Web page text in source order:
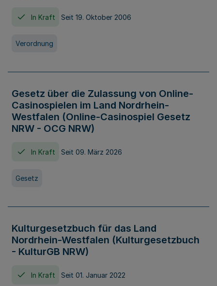
In Kraft Seit 19. Oktober 2006
Verordnung
Gesetz über die Zulassung von Online-
Casinospielen im Land Nordrhein-
Westfalen (Online-Casinospiel Gesetz
NRW - OCG NRW)
In Kraft Seit 09. März 2026
Gesetz
Kulturgesetzbuch für das Land
Nordrhein-Westfalen (Kulturgesetzbuch
- KulturGB NRW)
In Kraft Seit 01. Januar 2022